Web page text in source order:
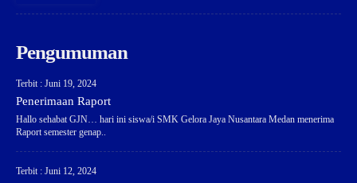
Pengumuman
Terbit : Juni 19, 2024
Penerimaan Raport
Hallo sehabat GJN… hari ini siswa/i SMK Gelora Jaya Nusantara Medan menerima
Raport semester genap..
Terbit : Juni 12, 2024